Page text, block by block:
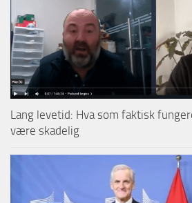
Lang levetid: Hva som faktisk
være skadelig